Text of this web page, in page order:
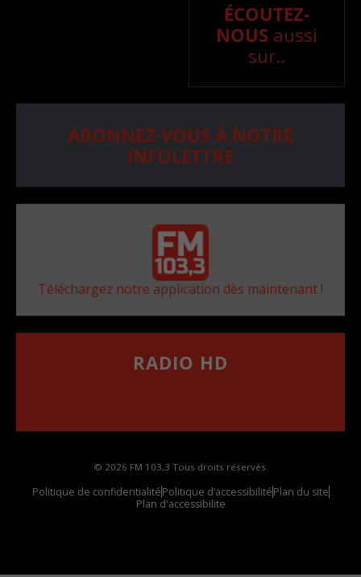
ÉCOUTEZ-
NOUS aussi
sur..
ABONNEZ-VOUS À NOTRE
INFOLETTRE
Téléchargez notre application dès maintenant !
RADIO HD
© 2026 FM 103,3 Tous droits réservés.
Politique de confidentialitéPolitique d’accessibilitéPlan du site
Plan d'accessibilite